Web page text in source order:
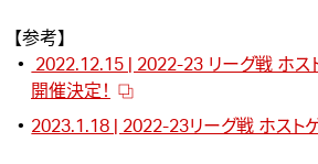
【参考】
2022.12.15 | 2022-23 リーグ戦 ホ
開催決定！
2023.1.18 | 2022-23リーグ戦 ホスト